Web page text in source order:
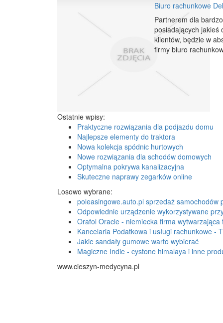
Biuro rachunkowe
Partnerem dla
posiadających jakieś
klientów, będzie w
firmy biuro
Ostatnie wpisy:
Praktyczne rozwiązania dla podjazdu domu
Najlepsze elementy do traktora
Nowa kolekcja spódnic hurtowych
Nowe rozwiązania dla schodów domowych
Optymalna pokrywa kanalizacyjna
Skuteczne naprawy zegarków online
Losowo wybrane:
poleasingowe.auto.pl sprzedaż samochodów
Odpowiednie urządzenie wykorzystywane
Orafol Oracle - niemiecka firma wytwarzająca
Kancelaria Podatkowa i usługi rachunkowe -
Jakie sandały gumowe warto wybierać
Magiczne Indie - cystone himalaya i inne
www.cieszyn-medycyna.pl